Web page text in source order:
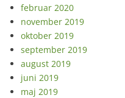
februar 2020
november 2019
oktober 2019
september 2019
august 2019
juni 2019
maj 2019